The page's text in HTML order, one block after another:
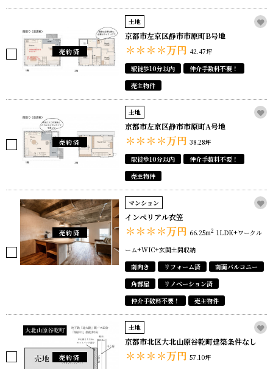
売約済
土地
京都市左京区静市市原町B号地
＊＊＊＊万円 42.47坪
駅徒歩10分以内
仲介手数料不要！
売主物件
売約済
土地
京都市左京区静市市原町A号地
＊＊＊＊万円 38.28坪
駅徒歩10分以内
仲介手数料不要！
売主物件
売約済
マンション
インペリアル衣笠
＊＊＊＊万円 66.25m2 1LDK+ワークル
ーム+WIC+玄関土間収納
南向き
リフォーム済
南面バルコニー
角部屋
リノベーション済
仲介手数料不要！
売主物件
売約済
土地
京都市北区大北山原谷乾町建築条件なし
＊＊＊＊万円 57.10坪